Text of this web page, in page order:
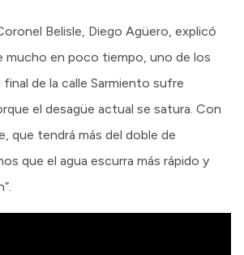
Belisle, Diego Agüero, explicó
mucho en poco tiempo, uno de los
de la calle Sarmiento sufre
el desagüe actual se satura. Con
que tendrá más del doble de
que el agua escurra más rápido y